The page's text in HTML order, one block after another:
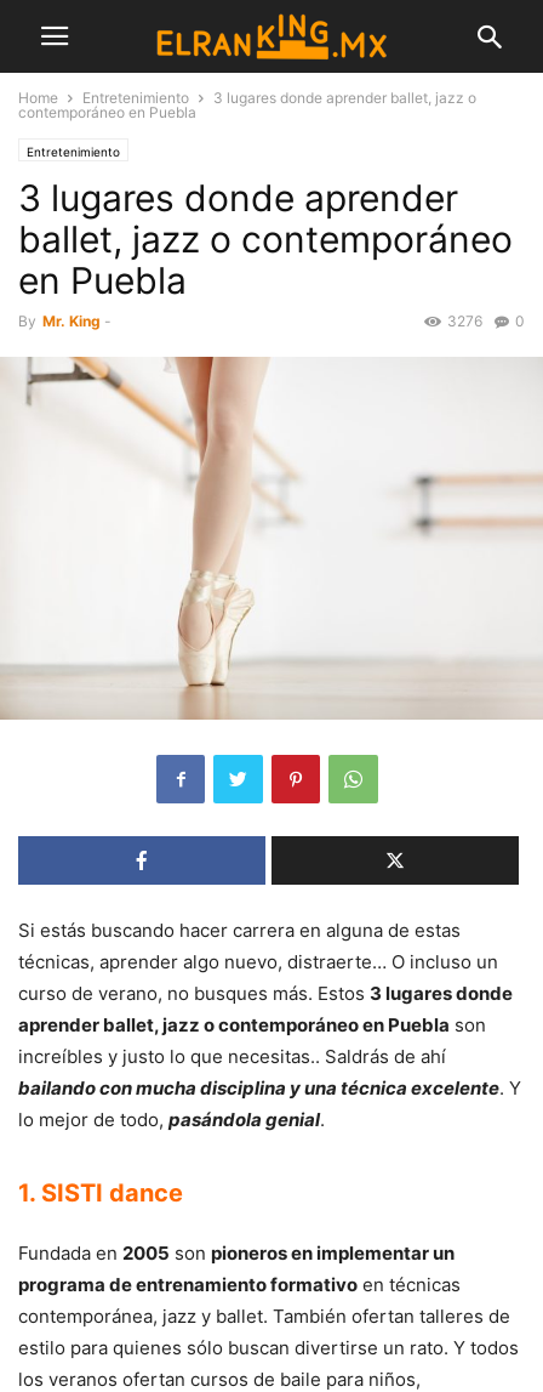
Home Entretenimiento
3 lugares donde aprender ballet, jazz o
contemporáneo en Puebla
Entretenimiento
3 lugares donde aprender
ballet, jazz o contemporáneo
en Puebla
By Mr. King - 0
3276
Si estás buscando hacer carrera en alguna de estas
técnicas, aprender algo nuevo, distraerte… O incluso un
curso de verano, no busques más. Estos 3 lugares donde
aprender ballet, jazz o contemporáneo en Puebla son
increíbles y justo lo que necesitas.. Saldrás de ahí
bailando con mucha disciplina y una técnica excelente. Y
lo mejor de todo, pasándola genial.
1. SISTI dance
Fundada en 2005 son pioneros en implementar un
programa de entrenamiento formativo en técnicas
contemporánea, jazz y ballet. También ofertan talleres de
estilo para quienes sólo buscan divertirse un rato. Y todos
los veranos ofertan cursos de baile para niños,